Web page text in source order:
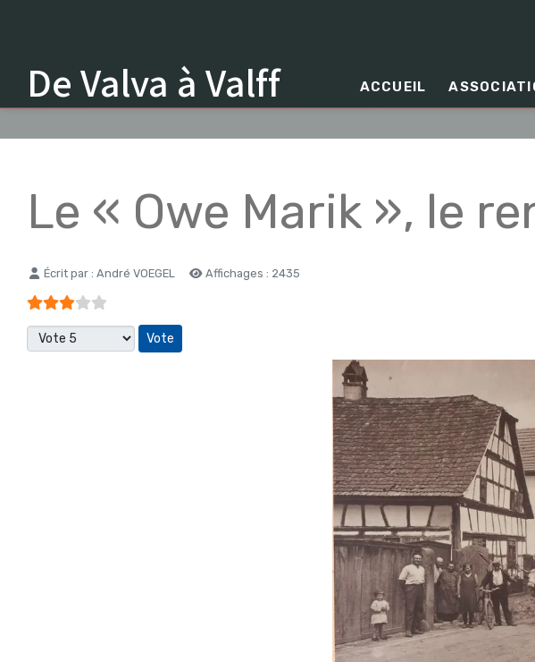
De Valva à Valff ACCUEIL
Le « Owe Marik », le
Détails
Écrit par : André VOEGEL Affichages : 2435
Vote utilisateur:
Veuillez voter